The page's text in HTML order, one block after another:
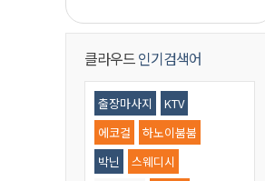
클라우드인기검색어
출장마사지
KTV
에코걸
하노이붐붐
박닌
스웨디시